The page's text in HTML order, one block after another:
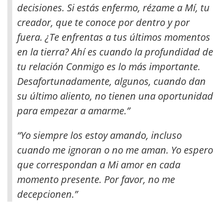
decisiones. Si estás enfermo, rézame a Mí, tu
creador, que te conoce por dentro y por
fuera. ¿Te enfrentas a tus últimos momentos
en la tierra? Ahí es cuando la profundidad de
tu relación Conmigo es lo más importante.
Desafortunadamente, algunos, cuando dan
su último aliento, no tienen una oportunidad
para empezar a amarme.”
“Yo siempre los estoy amando, incluso
cuando me ignoran o no me aman. Yo espero
que correspondan a Mi amor en cada
momento presente. Por favor, no me
decepcionen.”